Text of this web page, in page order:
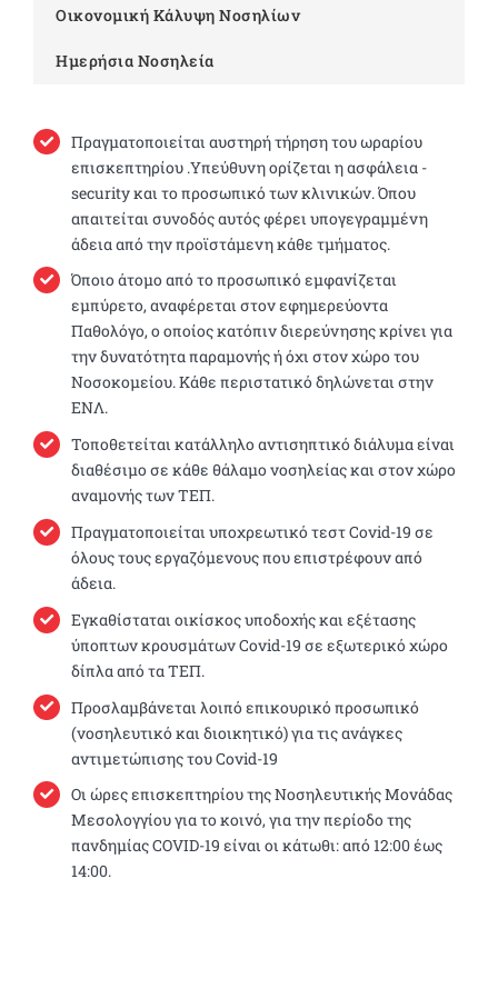
Οικονομική Κάλυψη Νοσηλίων
Ημερήσια Νοσηλεία
Πραγματοποιείται αυστηρή τήρηση του ωραρίου
επισκεπτηρίου .Υπεύθυνη ορίζεται η ασφάλεια -
security και το προσωπικό των κλινικών. Όπου
απαιτείται συνοδός αυτός φέρει υπογεγραμμένη
άδεια από την προϊστάμενη κάθε τμήματος.
Όποιο άτομο από το προσωπικό εμφανίζεται
εμπύρετο, αναφέρεται στον εφημερεύοντα
Παθολόγο, ο οποίος κατόπιν διερεύνησης κρίνει για
την δυνατότητα παραμονής ή όχι στον χώρο του
Νοσοκομείου. Κάθε περιστατικό δηλώνεται στην
ΕΝΛ.
Τοποθετείται κατάλληλο αντισηπτικό διάλυμα είναι
διαθέσιμο σε κάθε θάλαμο νοσηλείας και στον χώρο
αναμονής των ΤΕΠ.
Πραγματοποιείται υποχρεωτικό τεστ Covid-19 σε
όλους τους εργαζόμενους που επιστρέφουν από
άδεια.
Εγκαθίσταται οικίσκος υποδοχής και εξέτασης
ύποπτων κρουσμάτων Covid-19 σε εξωτερικό χώρο
δίπλα από τα ΤΕΠ.
Προσλαμβάνεται λοιπό επικουρικό προσωπικό
(νοσηλευτικό και διοικητικό) για τις ανάγκες
αντιμετώπισης του Covid-19
Οι ώρες επισκεπτηρίου της Νοσηλευτικής Μονάδας
Μεσολογγίου για το κοινό, για την περίοδο της
πανδημίας COVID-19 είναι οι κάτωθι: από 12:00 έως
14:00.